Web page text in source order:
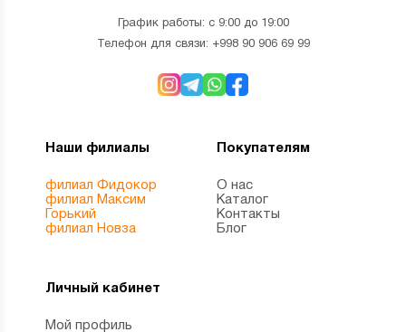
График работы: с 9:00 до 19:00
Телефон для связи: +998 90 906 69 99
Наши филиалы
филиал Фидокор
филиал Максим
Горький
филиал Новза
Покупателям
О нас
Каталог
Контакты
Блог
Личный кабинет
Мой профиль